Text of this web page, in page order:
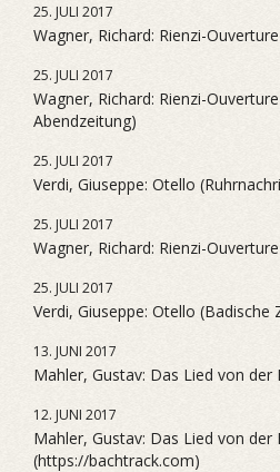
25. JULI 2017
Wagner, Richard: Rienzi-
25. JULI 2017
Wagner, Richard: Rienzi-
Abendzeitung)
25. JULI 2017
Verdi, Giuseppe: Otello
25. JULI 2017
Wagner, Richard: Rienzi-
25. JULI 2017
Verdi, Giuseppe: Otello (Badische
13. JUNI 2017
Mahler, Gustav: Das Lied von der
12. JUNI 2017
Mahler, Gustav: Das Lied von der
(https://bachtrack.com)